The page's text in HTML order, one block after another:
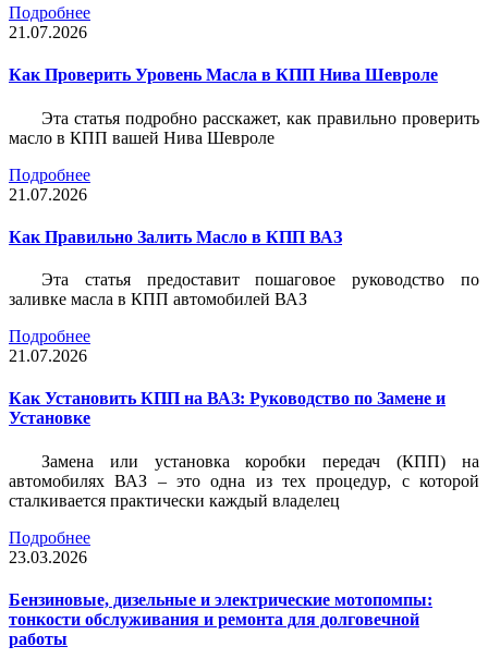
Подробнее
21.07.2026
Как Проверить Уровень Масла в КПП Нива Шевроле
Эта статья подробно расскажет, как правильно проверить
масло в КПП вашей Нива Шевроле
Подробнее
21.07.2026
Как Правильно Залить Масло в КПП ВАЗ
Эта статья предоставит пошаговое руководство по
заливке масла в КПП автомобилей ВАЗ
Подробнее
21.07.2026
Как Установить КПП на ВАЗ: Руководство по Замене и
Установке
Замена или установка коробки передач (КПП) на
автомобилях ВАЗ – это одна из тех процедур, с которой
сталкивается практически каждый владелец
Подробнее
23.03.2026
Бензиновые, дизельные и электрические мотопомпы:
тонкости обслуживания и ремонта для долговечной
работы